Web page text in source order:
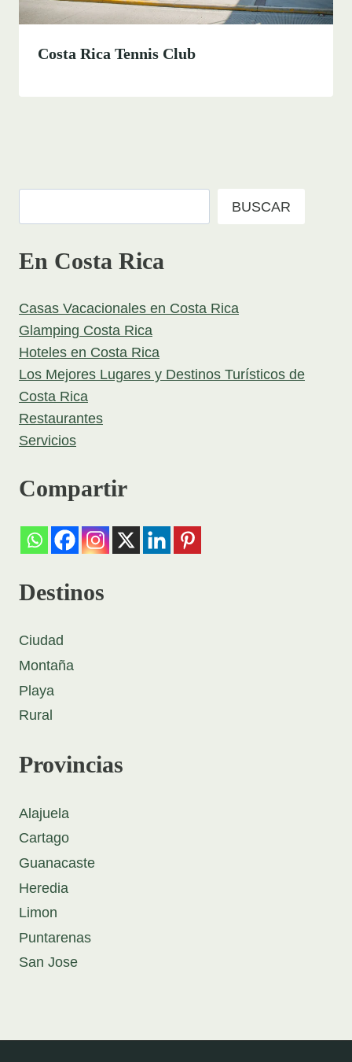
Costa Rica Tennis Club
BUSCAR
En Costa Rica
Casas Vacacionales en Costa Rica
Glamping Costa Rica
Hoteles en Costa Rica
Los Mejores Lugares y Destinos Turísticos de
Costa Rica
Restaurantes
Servicios
Compartir
Destinos
Ciudad
Montaña
Playa
Rural
Provincias
Alajuela
Cartago
Guanacaste
Heredia
Limon
Puntarenas
San Jose